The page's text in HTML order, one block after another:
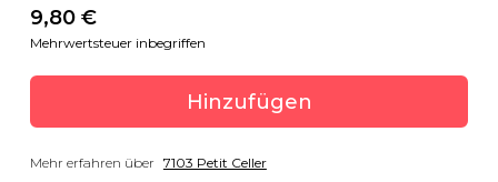
9,80 €
Mehrwertsteuer inbegriffen
Hinzufügen
Mehr erfahren über 7103 Petit Celler